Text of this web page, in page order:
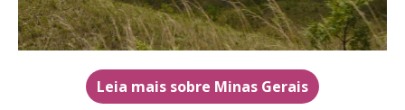
Leia mais sobre Minas Gerais